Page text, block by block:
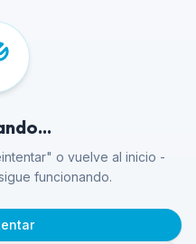
o vuelve al inicio -
funcionando.